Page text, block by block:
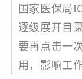
国家医保局
逐级展开目
要再点击一
用，影响工